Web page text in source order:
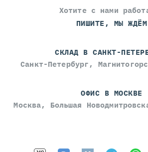
Хотите с нами
ПИШИТЕ, МЫ ЖДЁМ
СКЛАД В САНКТ-
Санкт-Петербург,
ОФИС В МОСКВЕ
Москва, Большая